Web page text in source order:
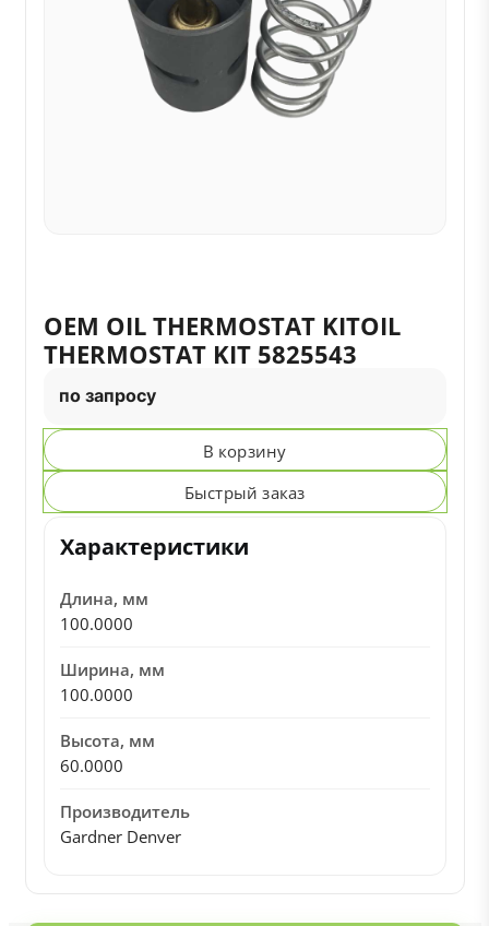
OEM OIL THERMOSTAT KITOIL
THERMOSTAT KIT 5825543
по запросу
В корзину
Быстрый заказ
Характеристики
Длина, мм
100.0000
Ширина, мм
100.0000
Высота, мм
60.0000
Производитель
Gardner Denver